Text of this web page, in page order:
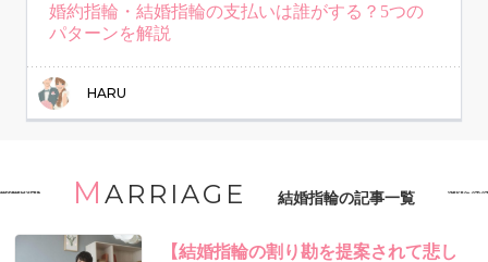
婚約指輪・結婚指輪の支払いは誰がする？5つの
パターンを解説
HARU
M ARRIAGE 結婚指輪の記事一覧
【結婚指輪の割り勘を提案されて悲し